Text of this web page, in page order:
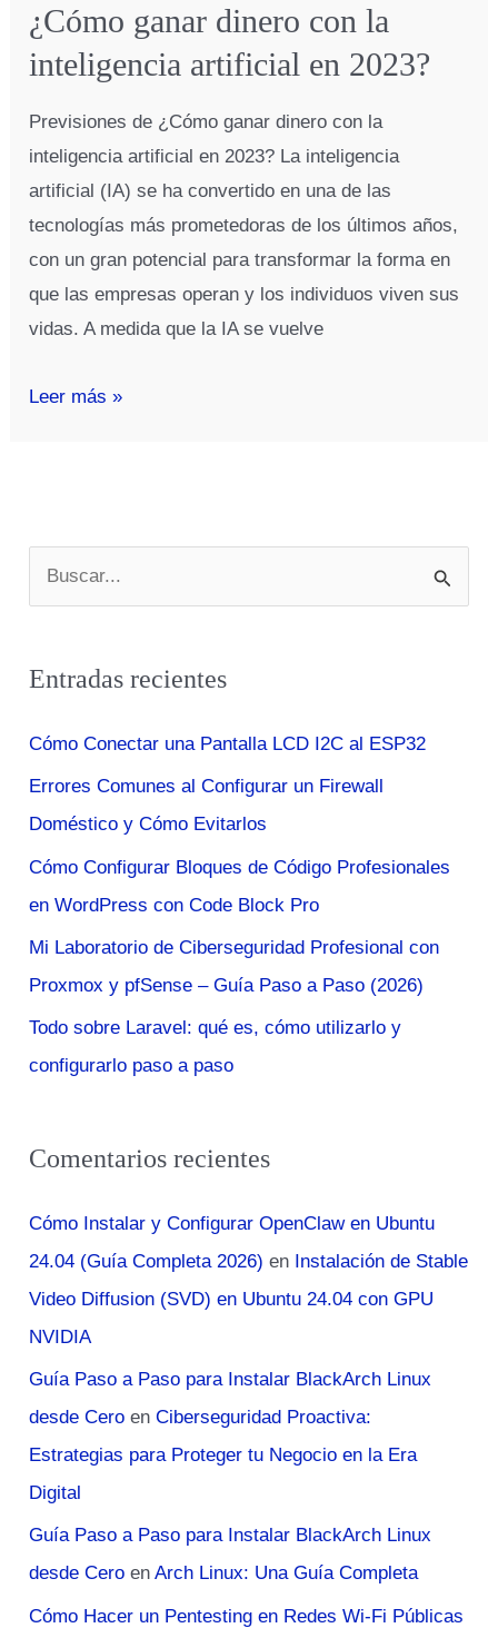
¿Cómo ganar dinero con la
inteligencia artificial en 2023?
Previsiones de ¿Cómo ganar dinero con la
inteligencia artificial en 2023? La inteligencia
artificial (IA) se ha convertido en una de las
tecnologías más prometedoras de los últimos años,
con un gran potencial para transformar la forma en
que las empresas operan y los individuos viven sus
vidas. A medida que la IA se vuelve
¿Cómo
inteligencia
artificial
2023?
Leer más »
u
c
r
p
o
r
:
Entradas recientes
Cómo Conectar una Pantalla LCD I2C al ESP32
Errores Comunes al Configurar un Firewall
Doméstico y Cómo Evitarlos
Cómo Configurar Bloques de Código Profesionales
en WordPress con Code Block Pro
Mi Laboratorio de Ciberseguridad Profesional con
Proxmox y pfSense – Guía Paso a Paso (2026)
Todo sobre Laravel: qué es, cómo utilizarlo y
configurarlo paso a paso
Comentarios recientes
Cómo Instalar y Configurar OpenClaw en Ubuntu
24.04 (Guía Completa 2026) en Instalación de Stable
Video Diffusion (SVD) en Ubuntu 24.04 con GPU
NVIDIA
Guía Paso a Paso para Instalar BlackArch Linux
desde Cero enCiberseguridad Proactiva:
Estrategias para Proteger tu Negocio en la Era
Digital
Guía Paso a Paso para Instalar BlackArch Linux
desde Cero enArch Linux: Una Guía Completa
Cómo Hacer un Pentesting en Redes Wi-Fi Públicas